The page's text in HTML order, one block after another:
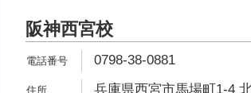
阪神西宮校
0798-38-0881
兵庫県西宮市馬場町1-4